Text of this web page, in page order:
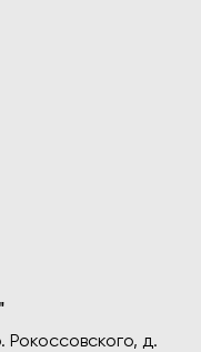
Рокоссовского, д.